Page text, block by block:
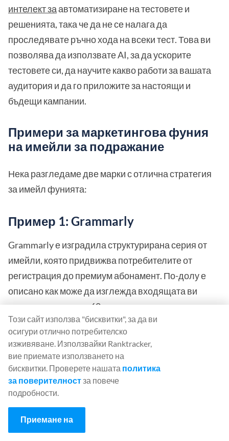
интелект заавтоматизиране на тестовете и
решенията, така че да не се налага да
проследявате ръчно хода на всеки тест. Това ви
позволява да използвате AI, за да ускорите
тестовете си, да научите какво работи за вашата
аудитория и да го приложите за настоящи и
бъдещи кампании.
Примери за маркетингова фуния
на имейли за подражание
Нека разгледаме две марки с отлична стратегия
за имейл фунията:
Пример 1: Grammarly
Grammarly е изградила структурирана серия от
имейли, която придвижва потребителите от
регистрация до премиум абонамент. По-долу е
описано как може да изглежда входящата ви
поща през първите 60 дни.
Този сайт използва "бисквитки", за да ви
осигури отлично потребителско
изживяване. Използвайки Ranktracker,
вие приемате използването на
бисквитки. Проверете нашата политика
за поверителностза повече
подробности.
Приемане на